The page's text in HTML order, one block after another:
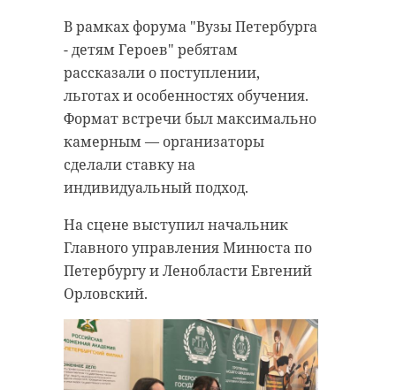
В рамках форума "Вузы Петербурга
- детям Героев" ребятам
рассказали о поступлении,
льготах и особенностях обучения.
Формат встречи был максимально
камерным — организаторы
сделали ставку на
индивидуальный подход.
На сцене выступил начальник
Главного управления Минюста по
Петербургу и Ленобласти Евгений
Орловский.